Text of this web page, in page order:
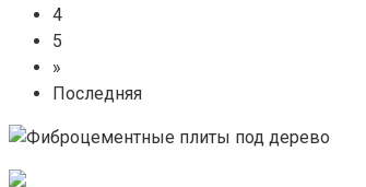
4
5
»
Последняя